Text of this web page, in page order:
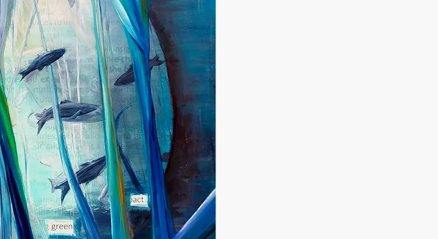
Mowi Taiwan
Mowi Norway
Mowi Poland
Mowi Scotland